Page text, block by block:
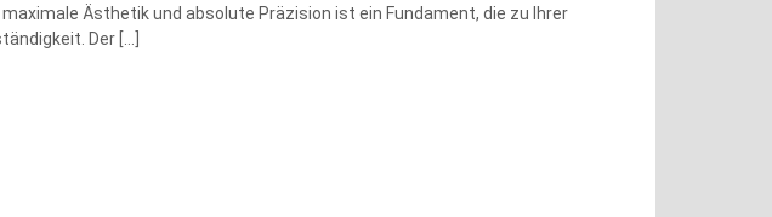
Ästhetik und absolute Präzision ist ein Fundament, die zu Ihrer
Der […]